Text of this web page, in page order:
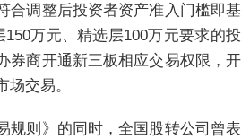
合调整后投资者资产准入门槛即基
万元、精选层100万元要求的投
券商开通新三板相应交易权限，开
交易。
则》的同时，全国股转公司曾表